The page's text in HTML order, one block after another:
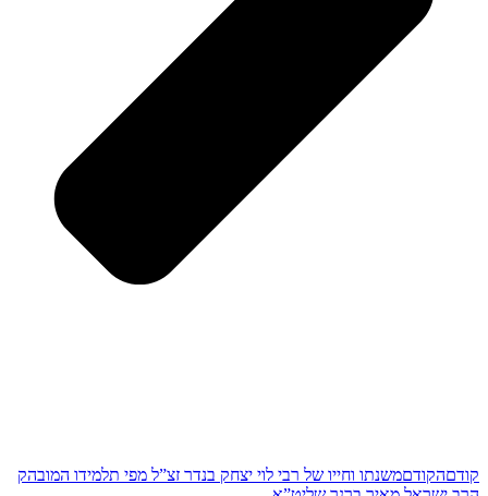
קודםהקודםמשנתו וחייו של רבי לוי יצחק בנדר זצ”ל מפי תלמידו המובהק